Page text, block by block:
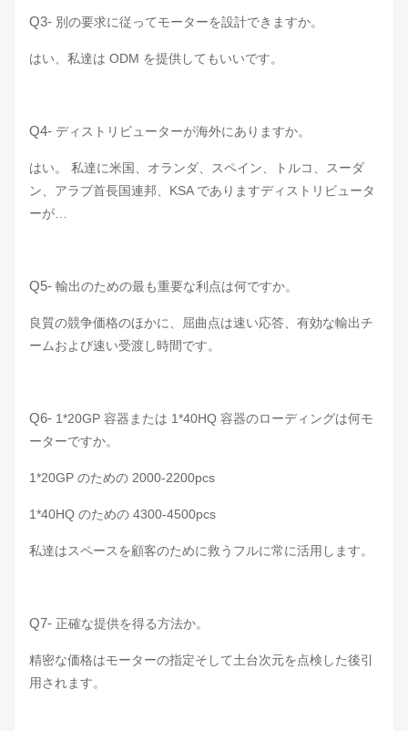
Q3- 別の要求に従ってモーターを設計できますか。
はい、私達は ODM を提供してもいいです。
Q4- ディストリビューターが海外にありますか。
はい。 私達に米国、オランダ、スペイン、トルコ、スーダ
ン、アラブ首長国連邦、KSA でありますディストリビュータ
ーが…
Q5- 輸出のための最も重要な利点は何ですか。
良質の競争価格のほかに、屈曲点は速い応答、有効な輸出チ
ームおよび速い受渡し時間です。
Q6- 1*20GP 容器または 1*40HQ 容器のローディングは何モ
ーターですか。
1*20GP のための 2000-2200pcs
1*40HQ のための 4300-4500pcs
私達はスペースを顧客のために救うフルに常に活用します。
Q7- 正確な提供を得る方法か。
精密な価格はモーターの指定そして土台次元を点検した後引
用されます。